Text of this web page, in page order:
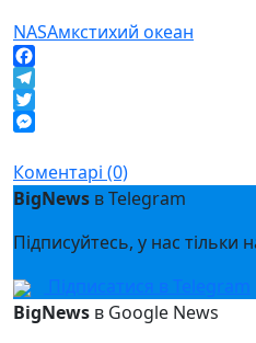
NASAмкстихий океан
Facebook
Telegram
Twitter
Коментарі (0)
BigNews в Telegram
Підписуйтесь, у нас тільки
Підписатися в Telegram
BigNews в Google News